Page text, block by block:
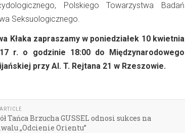
Polskiego Towarzystwa Badań
Seksuologicznego.
Kłaka zapraszamy w poniedziałek 10 kwietnia
r. o godzinie 18:00 do Międzynarodowego
przy Al. T. Rejtana 21 w Rzeszowie.
Tańca Brzucha GUSSEL odnosi sukces na
„Odcienie Orientu”